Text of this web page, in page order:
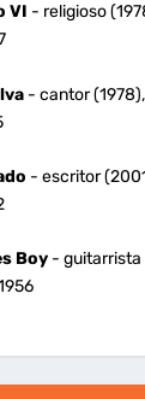
VI - religioso
- cantor
- escritor
Boy- guitarrista